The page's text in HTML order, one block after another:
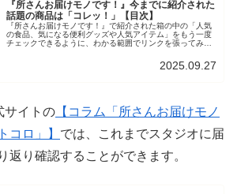
『所さんお届けモノです！』今までに紹介された
話題の商品は「コレッ！」【目次】
『所さんお届けモノです！』で紹介された箱の中の「人気
の食品、気になる便利グッズや人気アイテム」をもう一度
チェックできるように、わかる範囲でリンクを張ってみま
2025.09.27
サイトの 【コラム「所さんお届けモノ
コロ」】 では、これまでスタジオに届
返り確認することができます。